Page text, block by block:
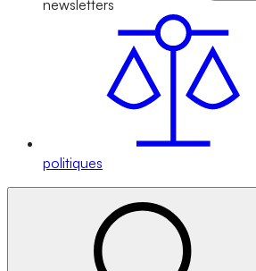
newsletters
politiques